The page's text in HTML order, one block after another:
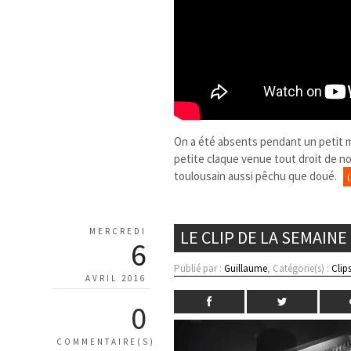
On a été absents pendant un petit
petite claque venue tout droit de
toulousain aussi pêchu que doué.
MERCREDI
6
AVRIL 2016
0
COMMENTAIRE(S)
LE CLIP DE LA
Publié par :Guillaume, Catégorie(s) :